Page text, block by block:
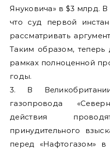
Януковича» в $3 млрд.
что суд первой
рассматривать
Таким образом, теперь
рамках полноценной
годы.
3. В
газопровода
действия
принудительного
перед «Нафтогазом»